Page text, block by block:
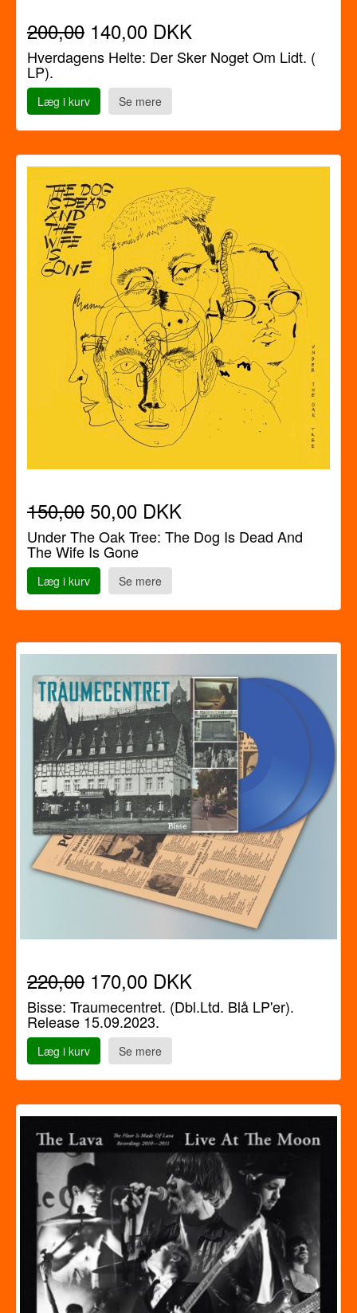
200,00 140,00 DKK
Hverdagens Helte: Der Sker Noget Om Lidt. (
LP).
Læg i kurv Se mere
150,00 50,00 DKK
Under The Oak Tree: The Dog Is Dead And
The Wife Is Gone
Læg i kurv Se mere
220,00 170,00 DKK
Bisse: Traumecentret. (Dbl.Ltd. Blå LP'er).
Release 15.09.2023.
Læg i kurv Se mere